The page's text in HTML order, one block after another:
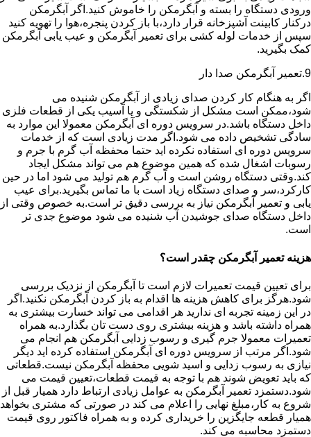
ورودی دستگاه را بسته و آبگرمکن را خاموش کنید.اگر آبگرمکن
درکنار کابینت آشپزخانه قرار دارد،با باز کردن پنجره،هوا را تهویه کنید
سپس از خدمات لوله کشی برای تعمیر آبگرمکن و عیب یابی آبگرمکن
کمک بگیرید.
9.تعمیر آبگرمکن صدا دار
اگر به هنگام کار کردن صدای زیادی از آبگرمکن شنیده می
شود،ممکن است مشکل از شکستگی و یا آسیب یکی از قطعات فلزی
داخل دستگاه باشد.در سرویس دوره ای آبگرمکن معمولا این موارد به
سادگی تشخیص داده می شود.اگر مدت زیادی است که از خدمات
سرویس دوره ای استفاده نکرده اید حتما محفظه آب گرم با جرم و
رسوبات اشغال شده که همین موضوع هم می تواند مشکل ایجاد
کند.وقتی دستگاه روشن است و آب گرم هم تولید می شود اما در حین
کارکرد،سر و صدای دستگاه زیاد است با ما تماس بگیرید.برای عیب
یابی و تعمیر آبگرمکن نیاز به بررسی دقیق تر است.به خصوص وقتی از
داخل دستگاه صدای جوشیدن آب شنیده می شود موضوع جدی تر
است.
هزینه تعمیر آبگرمکن چقدر است؟
برای تعیین قیمت تعمیرات لازم است تا آبگرمکن از نزدیک بررسی
شود.هرگز برای کاهش هزینه ها اقدام به باز کردن آبگرمکن نکنید.اگر
در این زمینه تجربه ای ندارید هر اقدامی می تواند خسارت بیشتری به
همراه داشته باشد و هزینه بیشتری روی دست تان بگذارد.به همراه
تعمیرات معمولا جرم گیری و رسوب زدایی آبگرمکن هم انجام می
شود.اگر مرتب از سرویس دوره ای آبگرمکن استفاده کرده اید دیگر
نیازی به رسوب زدایی و اسید شویی محفظه آبگرمکن نیست.قطعاتی
که باید تعویض شوند هم با توجه به قیمت قطعات،تعیین قیمت می
شود.دستمزد تعمیر آبگرمکن به عوامل زیادی ارتباط دارد همیار قبل از
شروع به کار،مبلغ نهایی را اعلام می کند در صورتی که مشتری بخواهد
همیار قطعه جایگزین را خریداری کرده و به همراه فاکتور روی قیمت
دستمزد محاسبه می کند.